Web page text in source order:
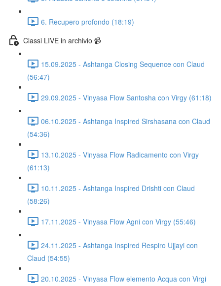
6. Recupero profondo (18:19)
Classi LIVE in archivio 📹
15.09.2025 - Ashtanga Closing Sequence con Claud
(56:47)
29.09.2025 - Vinyasa Flow Santosha con Virgy (61:18)
06.10.2025 - Ashtanga Inspired Sirshasana con Claud
(54:36)
13.10.2025 - Vinyasa Flow Radicamento con Virgy
(61:13)
10.11.2025 - Ashtanga Inspired Drishti con Claud
(58:26)
17.11.2025 - Vinyasa Flow Agni con Virgy (55:46)
24.11.2025 - Ashtanga Inspired Respiro Ujjayi con
Claud (54:55)
20.10.2025 - Vinyasa Flow elemento Acqua con Virgi